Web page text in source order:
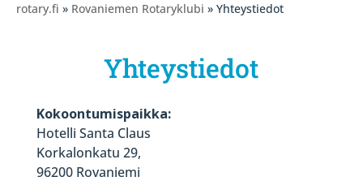
rotary.fi » Rovaniemen Rotaryklubi » Yhteystiedot
Yhteystiedot
Kokoontumispaikka:
Hotelli Santa Claus
Korkalonkatu 29,
96200 Rovaniemi